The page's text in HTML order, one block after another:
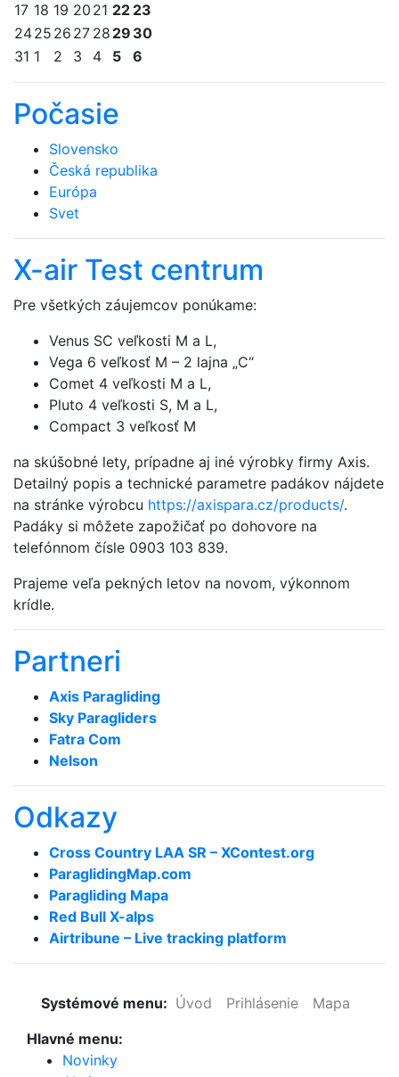
17 18 19 20 21 22 23
2425 26 27 28 29 30
31 1 2 3 4 5 6
Počasie
Slovensko
Česká republika
Európa
Svet
X-air Test centrum
Pre všetkých záujemcov ponúkame:
Venus SC veľkosti M a L,
Vega 6 veľkosť M – 2 lajna „C“
Comet 4 veľkosti M a L,
Pluto 4 veľkosti S, M a L,
Compact 3 veľkosť M
na skúšobné lety, prípadne aj iné výrobky firmy Axis.
Detailný popis a technické parametre padákov nájdete
na stránke výrobcu https://axispara.cz/products/.
Padáky si môžete zapožičať po dohovore na
telefónnom čísle 0903 103 839.
Prajeme veľa pekných letov na novom, výkonnom
krídle.
Partneri
Axis Paragliding
Sky Paragliders
Fatra Com
Nelson
Odkazy
Cross Country LAA SR – XContest.org
ParaglidingMap­.com
Paragliding Mapa
Red Bull X-alps
Airtribune – Live tracking platform
Systémové menu: Úvod Prihlásenie
Mapa
Hlavné menu:
Novinky